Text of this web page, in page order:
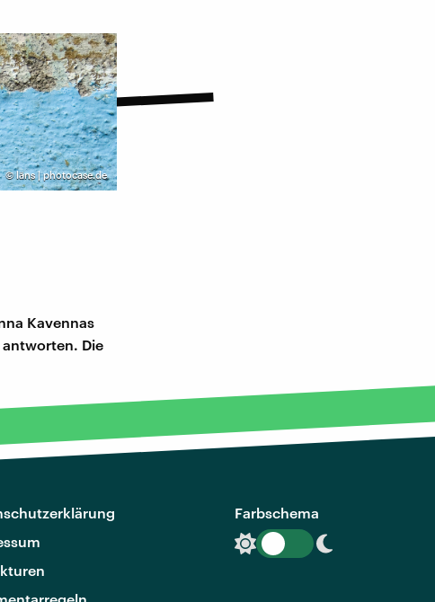
©läns | photocase.de
Kavennas
antworten. Die
Farbschema